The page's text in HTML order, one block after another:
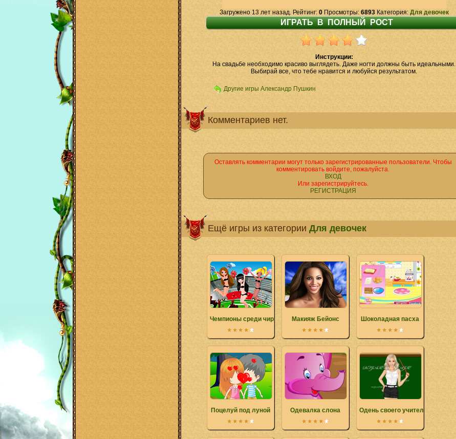
Загружено 13 лет назад. Рейтинг: 0Просмотры: 6893Категория: Для девочек
Инструкции:
На свадьбе необходимо красиво выглядеть. Даже ногти должны быть идеальными.
Выбирай все, что тебе нравится и любуйся результатом.
Другие игры Александр Пушкин
Комментариев нет.
Оставлять комментарии могут только зарегистрированные пользователи. Чтобы
комментировать войдите, пожалуйста.
ВХОД
Или зарегистрируйтесь.
РЕГИСТРАЦИЯ
Ещё игры из категории Для девочек
Чемпионы среди чирлидеровМакияж Бейонс Шоколадная пасха
Поцелуй под луной Одевалка слона Одень своего учителя